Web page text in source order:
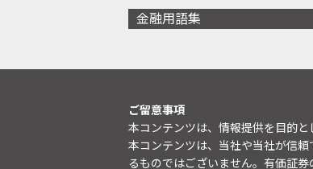
金融用語集
ご留意事項
本コンテンツは、情報提供を目的と
本コンテンツは、当社や当社が信
るものではございません。有価証